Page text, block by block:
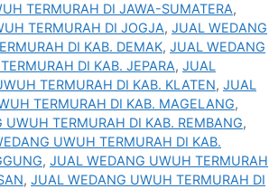
TERMURAH DI JAWA-SUMATERA,
TERMURAH DI JOGJA, JUAL WEDANG
DI KAB. DEMAK, JUAL WEDANG
DI KAB. JEPARA, JUAL
TERMURAH DI KAB. KLATEN, JUAL
TERMURAH DI KAB. MAGELANG,
UWUH TERMURAH DI KAB. REMBANG,
UWUH TERMURAH DI KAB.
, JUAL WEDANG UWUH TERMURAH
, JUAL WEDANG UWUH TERMURAH DI